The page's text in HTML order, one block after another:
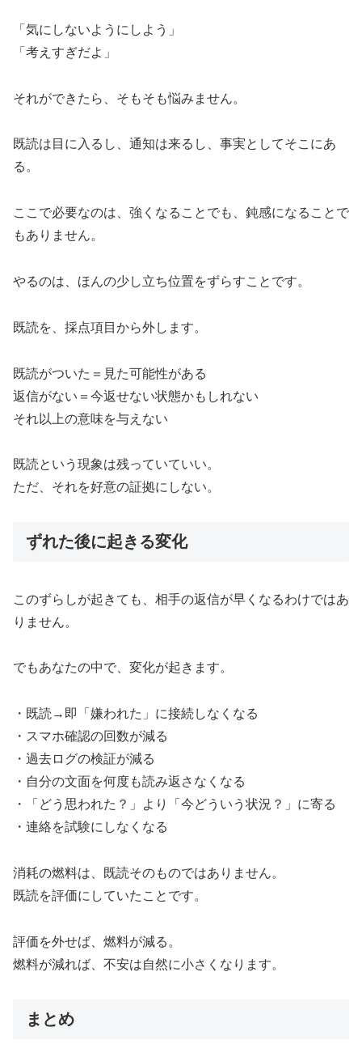
「気にしないようにしよう」
「考えすぎだよ」
それができたら、そもそも悩みません。
既読は目に入るし、通知は来るし、事実としてそこにあ
る。
ここで必要なのは、強くなることでも、鈍感になることで
もありません。
やるのは、ほんの少し立ち位置をずらすことです。
既読を、採点項目から外します。
既読がついた＝見た可能性がある
返信がない＝今返せない状態かもしれない
それ以上の意味を与えない
既読という現象は残っていていい。
ただ、それを好意の証拠にしない。
ずれた後に起きる変化
このずらしが起きても、相手の返信が早くなるわけではあ
りません。
でもあなたの中で、変化が起きます。
・既読→即「嫌われた」に接続しなくなる
・スマホ確認の回数が減る
・過去ログの検証が減る
・自分の文面を何度も読み返さなくなる
・「どう思われた？」より「今どういう状況？」に寄る
・連絡を試験にしなくなる
消耗の燃料は、既読そのものではありません。
既読を評価にしていたことです。
評価を外せば、燃料が減る。
燃料が減れば、不安は自然に小さくなります。
まとめ